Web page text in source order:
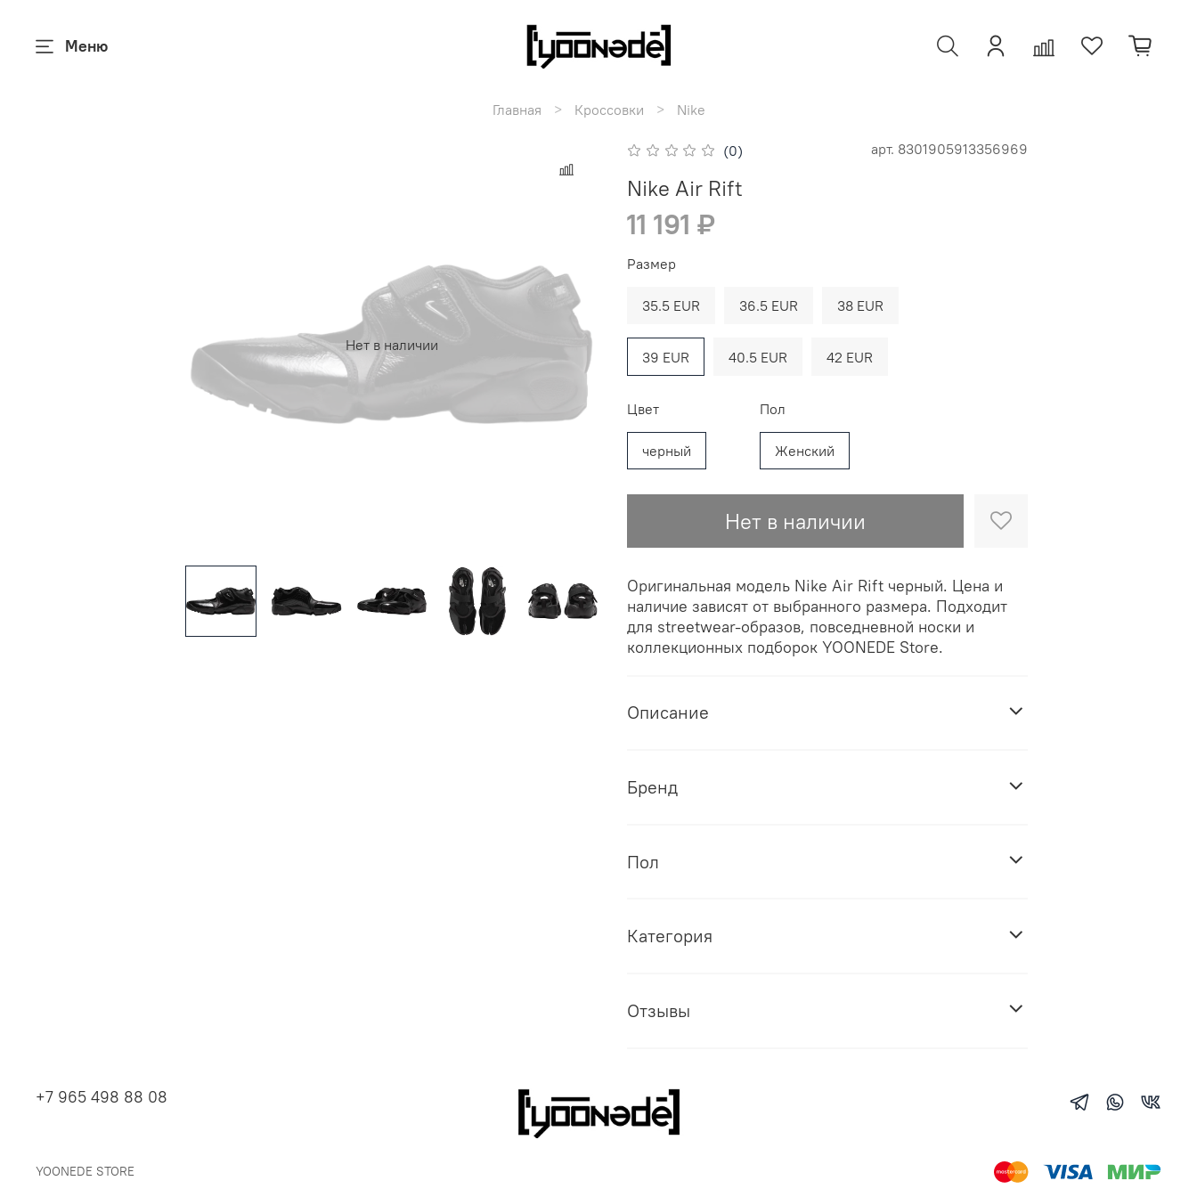
Меню
Главная Кроссовки Nike
Нет в наличии
(0) арт. 8301905913356969
Nike Air Rift
11 191 ₽
Нет в наличии
Размер
35.5 EUR 36.5 EUR 38 EUR
39 EUR 40.5 EUR 42 EUR
Цвет
черный
Пол
Женский
Оригинальная модель Nike Air Rift черный. Цена и
наличие зависят от выбранного размера. Подходит
для streetwear-образов, повседневной носки и
коллекционных подборок YOONEDE Store.
Описание
Бренд
Пол
Категория
Отзывы
+7 965 498 88 08
YOONEDE STORE